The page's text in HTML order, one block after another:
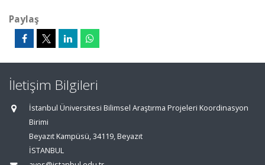
Paylaş
İletişim Bilgileri
İstanbul Üniversitesi Bilimsel Araştırma Projeleri Koordinasyon
Birimi
Beyazıt Kampüsü, 34119, Beyazıt
İSTANBUL